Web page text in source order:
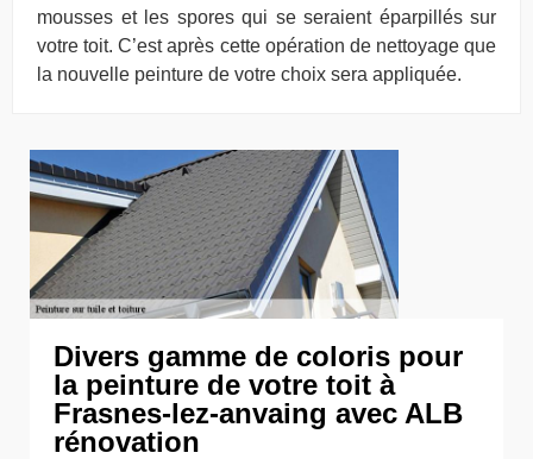
mousses et les spores qui se seraient éparpillés sur
votre toit. C’est après cette opération de nettoyage que
la nouvelle peinture de votre choix sera appliquée.
Divers gamme de coloris pour
la peinture de votre toit à
Frasnes-lez-anvaing avec ALB
rénovation